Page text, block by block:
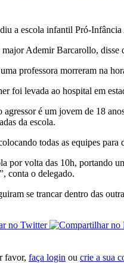
escola infantil Pró-Infância
Ademir Barcarollo, disse
professora morreram na
levada ao hospital em
é um jovem de 18
da escola.
todas as equipes para
volta das 10h, portando
conta o delegado.
se trancar dentro das
favor, faça login ou crie a sua